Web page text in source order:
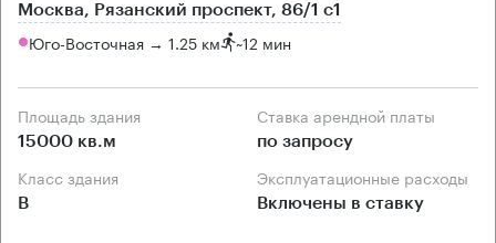
Москва, Рязанский проспект, 86/1 с1
Юго-Восточная → 1.25 км ~12 мин
Площадь здания
15000 кв.м
Ставка арендной платы
по запросу
Класс здания
B
Эксплуатационные расходы
Включены в ставку